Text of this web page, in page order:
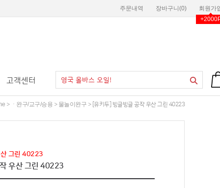
회원가
장바구니(0)
주문내역
고객센터
> ㆍ완구/교구/승용 > 물놀이완구 > [유키두] 빙글빙글 공작 우산 그린 40223
산 그린 40223
우산 그린 40223